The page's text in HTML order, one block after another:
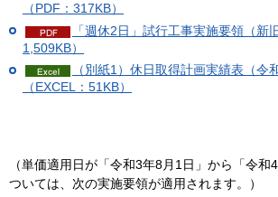
（PDF：317KB）
「週休2日」試行工事実施要領（新
1,509KB）
（別紙1）休日取得計画実績表（令
（EXCEL：51KB）
（単価適用日が「令和3年8月1日」から「令和
ついては、次の実施要領が適用されます。）